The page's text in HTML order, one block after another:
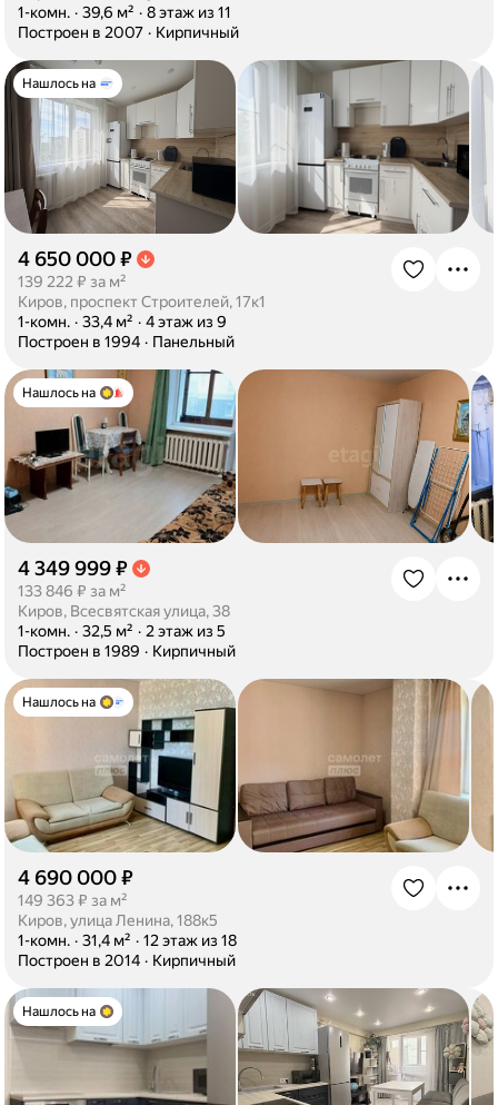
1-комн. · 39,6 м² · 8 этаж из 11
Построен в 2007 · Кирпичный
Нашлось на
4 650 000 ₽
139 222 ₽ за м²
Киров, проспект Строителей, 17к1
1-комн. · 33,4 м² · 4 этаж из 9
Построен в 1994 · Панельный
Нашлось на
4 349 999 ₽
133 846 ₽ за м²
Киров, Всесвятская улица, 38
1-комн. · 32,5 м² · 2 этаж из 5
Построен в 1989 · Кирпичный
Нашлось на
4 690 000 ₽
149 363 ₽ за м²
Киров, улица Ленина, 188к5
1-комн. · 31,4 м² · 12 этаж из 18
Построен в 2014 · Кирпичный
Нашлось на